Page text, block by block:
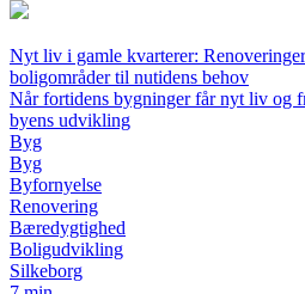
Nyt liv i gamle kvarterer:
boligområder til nutidens behov
Når fortidens bygninger får nyt liv og
byens udvikling
Byg
Byg
Byfornyelse
Renovering
Bæredygtighed
Boligudvikling
Silkeborg